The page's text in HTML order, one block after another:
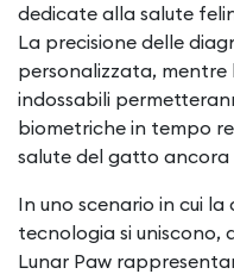
dedicate alla salute
La precisione delle
personalizzata, mentre
indossabili
biometriche in tempo
salute del gatto
In uno scenario in cui
tecnologia si uniscono,
Lunar Paw